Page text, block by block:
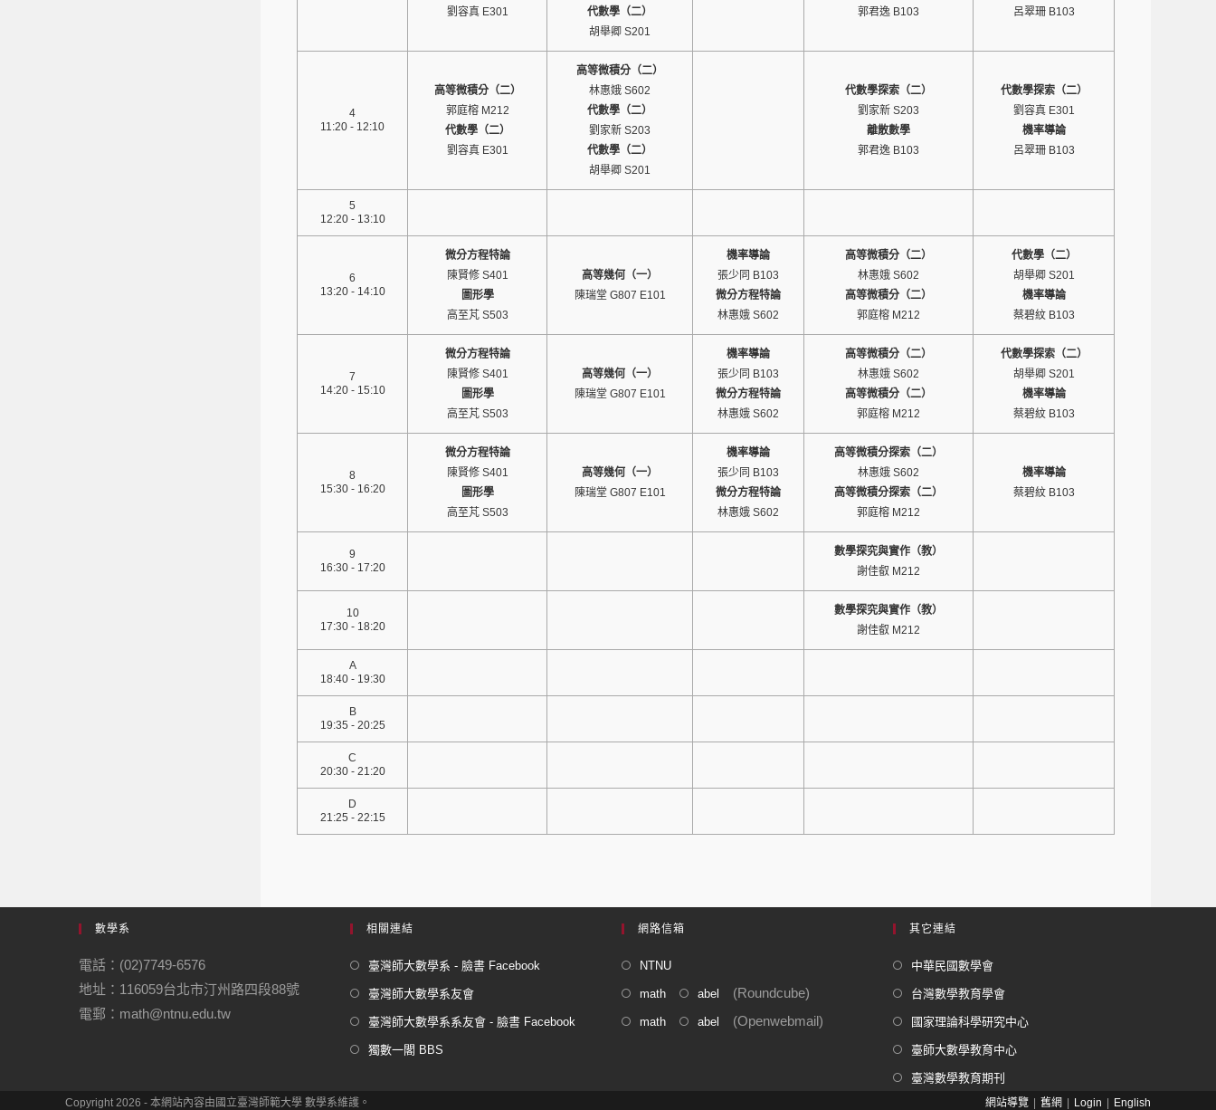
劉容真 E301
代數學（二）
胡舉卿 S201
郭君逸 B103
呂翠珊 B103
4
11:20 - 12:10
高等微積分（二）
郭庭榕 M212
代數學（二）
劉容真 E301
高等微積分（二）
林惠娥 S602
代數學（二）
劉家新 S203
代數學（二）
胡舉卿 S201
代數學探索（二）
劉家新 S203
離散數學
郭君逸 B103
代數學探索（二）
劉容真 E301
機率導論
呂翠珊 B103
5
12:20 - 13:10
6
13:20 - 14:10
微分方程特論
陳賢修 S401
圖形學
高至芃 S503
高等幾何（一）
陳瑞堂 G807 E101
機率導論
張少同 B103
微分方程特論
林惠娥 S602
高等微積分（二）
林惠娥 S602
高等微積分（二）
郭庭榕 M212
代數學（二）
胡舉卿 S201
機率導論
蔡碧紋 B103
7
14:20 - 15:10
微分方程特論
陳賢修 S401
圖形學
高至芃 S503
高等幾何（一）
陳瑞堂 G807 E101
機率導論
張少同 B103
微分方程特論
林惠娥 S602
高等微積分（二）
林惠娥 S602
高等微積分（二）
郭庭榕 M212
代數學探索（二）
胡舉卿 S201
機率導論
蔡碧紋 B103
8
15:30 - 16:20
微分方程特論
陳賢修 S401
圖形學
高至芃 S503
高等幾何（一）
陳瑞堂 G807 E101
機率導論
張少同 B103
微分方程特論
林惠娥 S602
高等微積分探索（二）
林惠娥 S602
高等微積分探索（二）
郭庭榕 M212
機率導論
蔡碧紋 B103
9
16:30 - 17:20
數學探究與實作（教）
謝佳叡 M212
10
17:30 - 18:20
數學探究與實作（教）
謝佳叡 M212
A
18:40 - 19:30
B
19:35 - 20:25
C
20:30 - 21:20
D
21:25 - 22:15
數學系
電話：(02)7749-6576
地址：116059台北市汀州路四段88號
電郵：math@ntnu.edu.tw
相關連結
臺灣師大數學系 - 臉書 Facebook
臺灣師大數學系友會
臺灣師大數學系系友會 - 臉書 Facebook
獨數一閣 BBS
網路信箱
NTNU
math abel (Roundcube)
math abel (Openwebmail)
其它連結
中華民國數學會
台灣數學教育學會
國家理論科學研究中心
臺師大數學教育中心
臺灣數學教育期刊
網站導覽 舊網 Login English
Copyright 2026 - 本網站內容由國立臺灣師範大學 數學系維護。